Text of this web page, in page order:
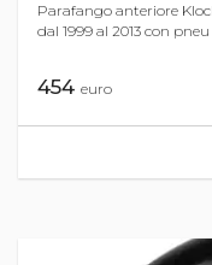
Parafango anteriore
dal 1999 al 2013 con pneu
454 euro